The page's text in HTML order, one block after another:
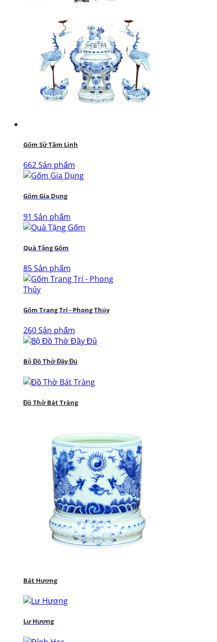
Gốm Sứ Tâm Linh
662 Sản phẩm
Gốm Gia Dụng
91 Sản phẩm
Quà Tặng Gốm
85 Sản phẩm
Gốm Trang Trí - Phong Thủy
260 Sản phẩm
Bộ Đồ Thờ Đầy Đủ
Đồ Thờ Bát Tràng
Bát Hương
Lư Hương